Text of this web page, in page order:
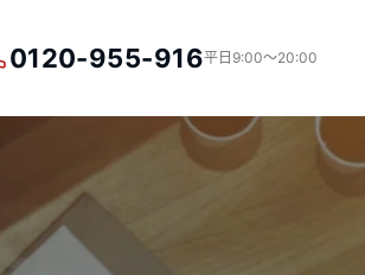
0120-955-916平日9:00〜20:00